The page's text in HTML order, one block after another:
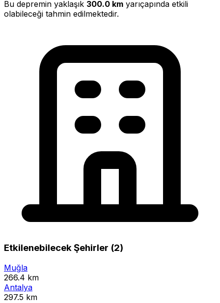
Bu depremin yaklaşık 300.0 km yarıçapında etkili
olabileceği tahmin edilmektedir.
Etkilenebilecek Şehirler (2)
Muğla
266.4 km
Antalya
297.5 km